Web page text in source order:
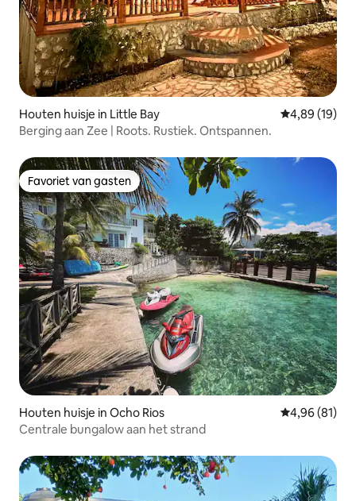
Houten huisje in Little Bay Gemiddelde
4,89 (19)
Berging aan Zee | Roots. Rustiek. Ontspannen.
Favoriet van gasten
Favoriet van gasten
Houten huisje in Ocho Rios Gemiddelde
4,96 (81)
Centrale bungalow aan het strand